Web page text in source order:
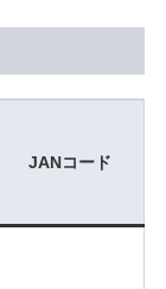
JANコード